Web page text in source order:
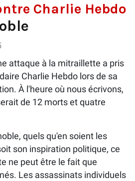
Charlie Hebdo
attaque à la mitraillette a pris
Charlie Hebdo lors de sa
À l'heure où nous écrivons,
de 12 morts et quatre
quels qu'en soient les
son inspiration politique, ce
ne peut être le fait que
Les assassinats individuels